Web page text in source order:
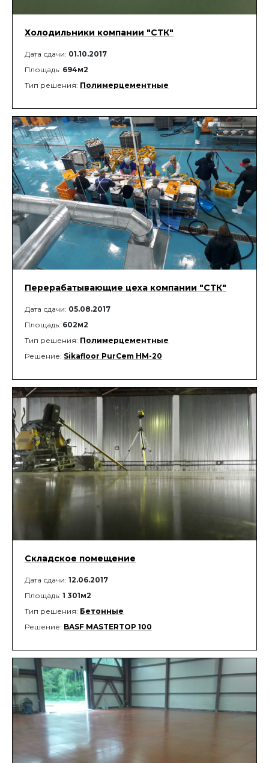
Холодильники компании "СТК"
Дата сдачи: 01.10.2017
Площадь: 694м2
Тип решения: Полимерцементные
Перерабатывающие цеха компании "СТК"
Дата сдачи: 05.08.2017
Площадь: 602м2
Тип решения: Полимерцементные
Решение: Sikafloor PurCem HМ-20
Складское помещение
Дата сдачи: 12.06.2017
Площадь: 1 301м2
Тип решения: Бетонные
Решение: BASF MASTERTOP 100